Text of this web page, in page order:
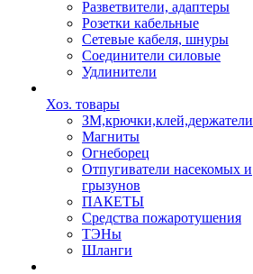
Разветвители, адаптеры
Розетки кабельные
Сетевые кабеля, шнуры
Соединители силовые
Удлинители
Хоз. товары
ЗМ,крючки,клей,держатели
Магниты
Огнеборец
Отпугиватели насекомых и
грызунов
ПАКЕТЫ
Средства пожаротушения
ТЭНы
Шланги